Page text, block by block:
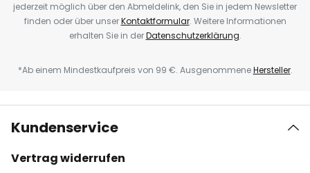
jederzeit möglich über den Abmeldelink, den Sie in jedem Newsletter
finden oder über unserKontaktformular. Weitere Informationen
erhalten Sie in derDatenschutzerklärung.
*Ab einem Mindestkaufpreis von 99 €. AusgenommeneHersteller.
Kundenservice
Vertrag widerrufen